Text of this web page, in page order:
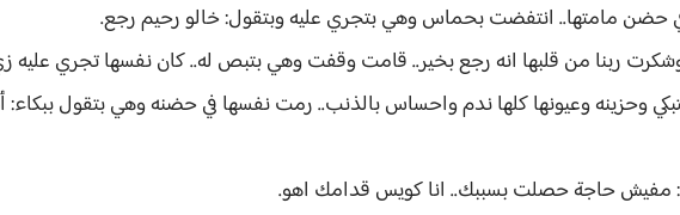
حضن مامتها.. انتفضت بحماس وهي بتجري عليه وبتقول: خالو رحيم رجع.
ربنا من قلبها انه رجع بخير.. قامت وقفت وهي بتبص له.. كان نفسها تجري عليه
وحزينه وعيونها كلها ندم واحساس بالذنب.. رمت نفسها في حضنه وهي بتقول ببكاء:
مفيش حاجة حصلت بسببك.. انا كويس قدامك اهو.